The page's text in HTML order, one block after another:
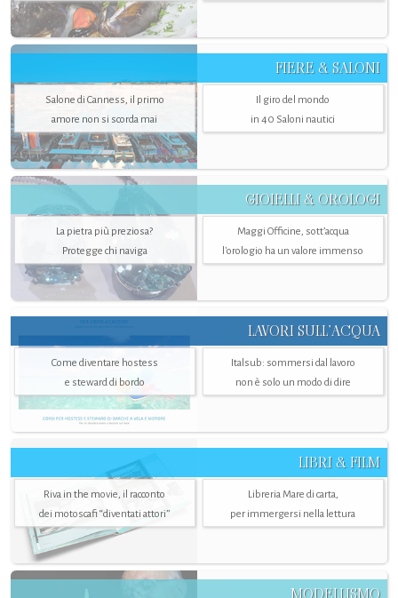
FIERE & SALONI
Salone di Canness, il primo
amore non si scorda mai
Il giro del mondo
in 40 Saloni nautici
GIOIELLI & OROLOGI
La pietra più preziosa?
Protegge chi naviga
Maggi Officine, sott’acqua
l'orologio ha un valore immenso
LAVORI SULL’ACQUA
Come diventare hostess
e steward di bordo
Italsub: sommersi dal lavoro
non è solo un modo di dire
LIBRI & FILM
Riva in the movie, il racconto
dei motoscafi “diventati attori”
Libreria Mare di carta,
per immergersi nella lettura